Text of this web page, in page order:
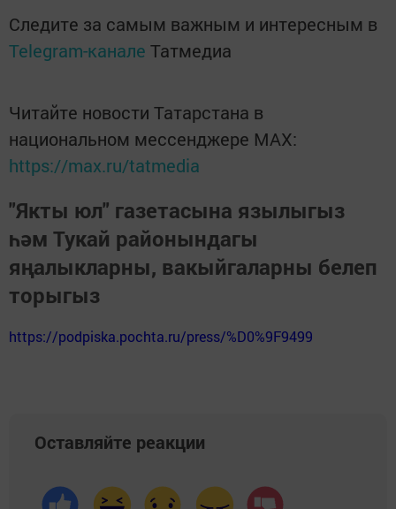
Следите за самым важным и интересным в
Telegram-канале Татмедиа
Читайте новости Татарстана в
национальном мессенджере MАХ:
https://max.ru/tatmedia
"Якты юл" газетасына язылыгыз
һәм Тукай районындагы
яңалыкларны, вакыйгаларны белеп
торыгыз
https://podpiska.pochta.ru/press/%D0%9F9499
Оставляйте реакции